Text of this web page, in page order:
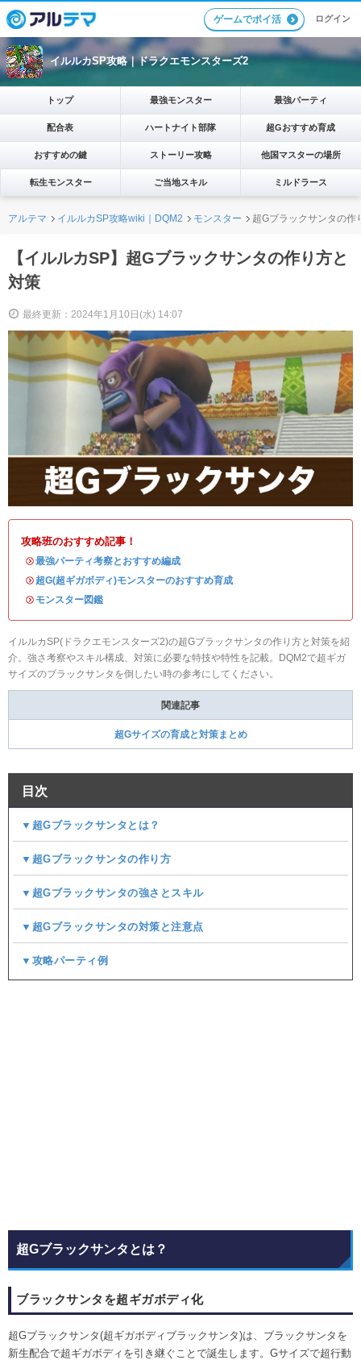
ゲームでポイ活 ログイン
イルルカSP攻略｜ドラクエモンスターズ2
トップ 最強モンスター 最強パーティ
配合表 ハートナイト部隊 超Gおすすめ育成
おすすめの鍵 ストーリー攻略 他国マスターの場所
転生モンスター ご当地スキル ミルドラース
アルテマ イルルカSP攻略wiki｜DQM2 モンスター 超Gブラックサンタの作
【イルルカSP】超Gブラックサンタの作り方と
対策
最終更新：2024年1月10日(水) 14:07
攻略班のおすすめ記事！
・最強パーティ考察とおすすめ編成
・超G(超ギガボディ)モンスターのおすすめ育成
・ モンスター図鑑
イルルカSP(ドラクエモンスターズ2)の超Gブラックサンタの作り方と対策を紹
介。強さ考察やスキル構成、対策に必要な特技や特性を記載。DQM2で超ギガ
サイズのブラックサンタを倒したい時の参考にしてください。
関連記事
超Gサイズの育成と対策まとめ
目次
▼超Gブラックサンタとは？
▼超Gブラックサンタの作り方
▼超Gブラックサンタの強さとスキル
▼超Gブラックサンタの対策と注意点
▼攻略パーティ例
超Gブラックサンタとは？
ブラックサンタを超ギガボディ化
超Gブラックサンタ(超ギガボディブラックサンタ)は、ブラックサンタを
新生配合で超ギガボディを引き継ぐことで誕生します。Gサイズで超行動